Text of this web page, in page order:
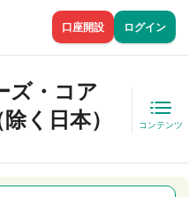
口座開設 ログイン
ズ・コア
く日本）
コンテンツ